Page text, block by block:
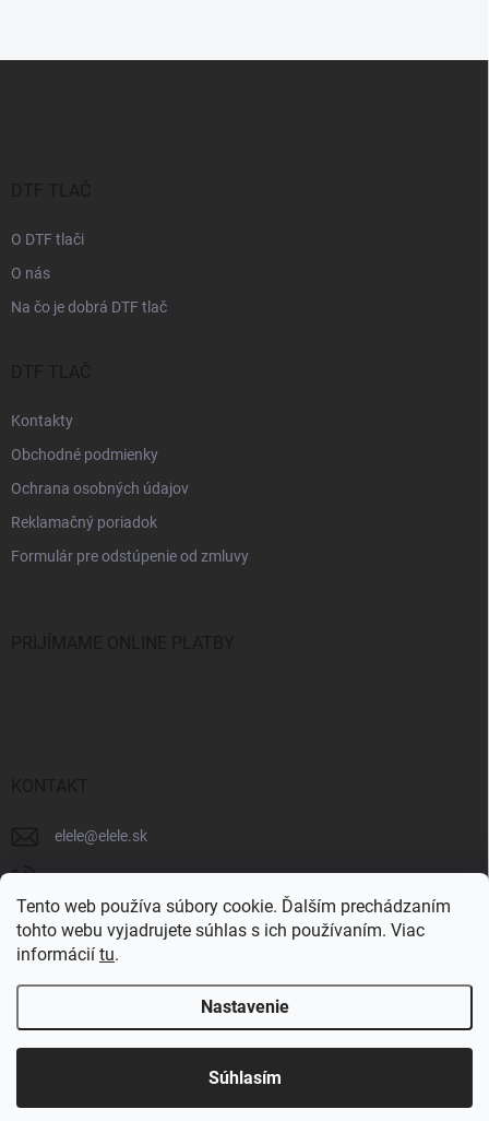
Tento web používa súbory cookie. Ďalším prechádzaním
tohto webu vyjadrujete súhlas s ich používaním. Viac
informácií tu.
Nastavenie
Súhlasím
O DTF tlači
O nás
Na čo je dobrá DTF tlač
Kontakty
Obchodné podmienky
Ochrana osobných údajov
Reklamačný poriadok
Formulár pre odstúpenie od zmluvy
elele@elele.sk
+421 911 706 102
Copyright 2026ELELE - produkty a poradenstvo pre DTF tlač. Všetky práva
vyhradené.